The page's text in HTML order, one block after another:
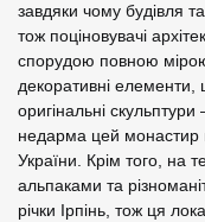
завдяки чому будівля
тож поціновувачі
спорудою повною
декоративні елементи,
оригінальні
недарма цей монастир
України. Крім того, на
альпаками та
річки Ірпінь, тож ця